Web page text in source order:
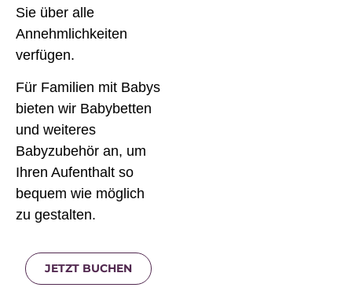
Sie über alle
Annehmlichkeiten
verfügen.
Für Familien mit Babys
bieten wir Babybetten
und weiteres
Babyzubehör an, um
Ihren Aufenthalt so
bequem wie möglich
zu gestalten.
JETZT BUCHEN